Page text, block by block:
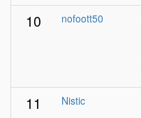
10 nofoott50
11 Nistic